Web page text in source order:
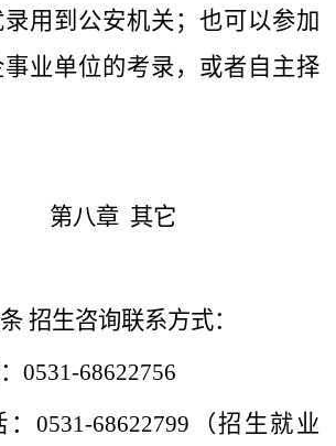
用到公安机关；也可以参加
业单位的考录，或者自主择
第八章 其它
招生咨询联系方式：
0531-68622756
：0531-68622799 （招生就业